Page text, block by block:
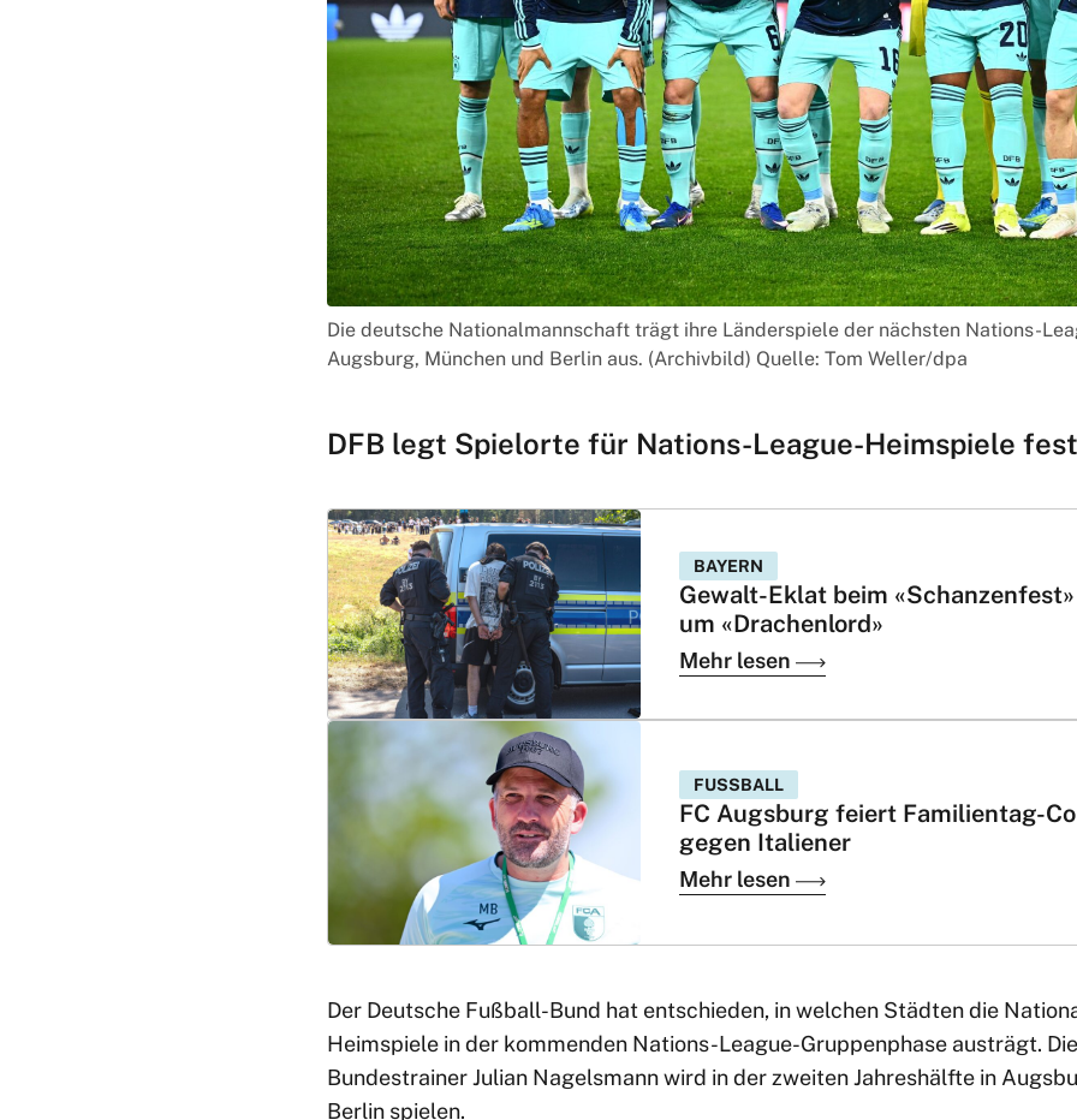
Die deutsche Nationalmannschaft trägt ihre Länderspiele der nächsten Nations-
Augsburg, München und Berlin aus. (Archivbild) Quelle: Tom Weller/dpa
DFB legt Spielorte für Nations-League-Heimspiele fest
BAYERN
Gewalt-Eklat beim «Schanzenfest»
um «Drachenlord»
Mehr lesen
FUSSBALL
FC Augsburg feiert Familientag-
gegen Italiener
Mehr lesen
Der Deutsche Fußball-Bund hat entschieden, in welchen Städten die
Heimspiele in der kommenden Nations-League-Gruppenphase austrägt.
Bundestrainer Julian Nagelsmann wird in der zweiten Jahreshälfte in
Berlin spielen.